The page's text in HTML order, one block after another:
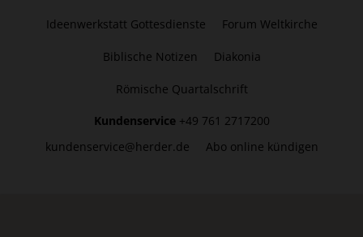
Ideenwerkstatt Gottesdienste Forum Weltkirche
Biblische Notizen Diakonia
Römische Quartalschrift
Kundenservice +49 761 2717200
kundenservice@herder.de
Abo online kündigen